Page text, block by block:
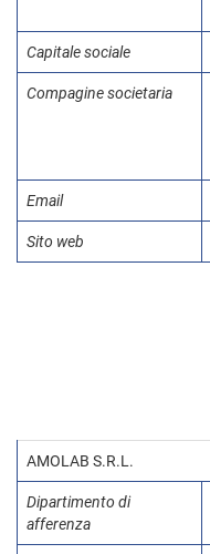
Capitale sociale
Compagine societaria
Email
Sito web
AMOLAB S.R.L.
Dipartimento di
afferenza